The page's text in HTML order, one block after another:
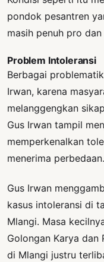
pondok pesantren
masih penuh pro
Problem Intoleransi
Berbagai
Irwan, karena
melanggengkan
Gus Irwan tampil
memperkenalkan
menerima perbedaan.
Gus Irwan
kasus intoleransi di
Mlangi. Masa
Golongan Karya dan
di Mlangi justru